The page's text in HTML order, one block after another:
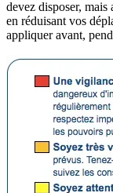
devez disposer, mais
en réduisant vos
appliquer avant,